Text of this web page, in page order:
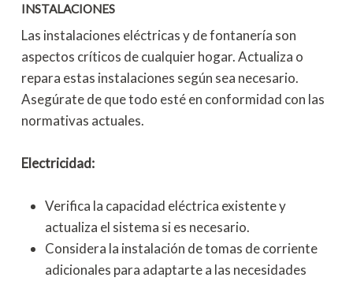
INSTALACIONES
Las instalaciones eléctricas y de fontanería son
aspectos críticos de cualquier hogar. Actualiza o
repara estas instalaciones según sea necesario.
Asegúrate de que todo esté en conformidad con las
normativas actuales.
Electricidad:
Verifica la capacidad eléctrica existente y
actualiza el sistema si es necesario.
Considera la instalación de tomas de corriente
adicionales para adaptarte a las necesidades